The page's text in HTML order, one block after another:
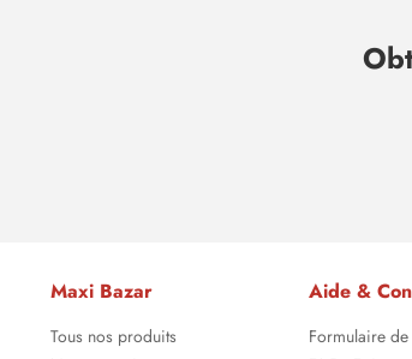
Maxi Bazar
Tous nos produits
Aide &
Formulaire